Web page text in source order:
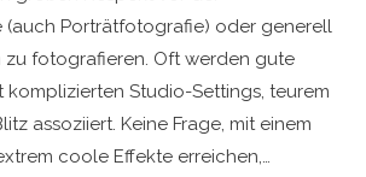
(auch Porträtfotografie) oder generell
zu fotografieren. Oft werden gute
komplizierten Studio-Settings, teurem
assoziiert. Keine Frage, mit einem
coole Effekte erreichen,…